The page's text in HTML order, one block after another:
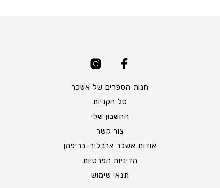
חנות הספרים של אשכר
סל הקניות
החשבון שלי
צור קשר
אודות אשכר ארבליך-בריפמן
מדיניות הפרטיות
תנאי שימוש